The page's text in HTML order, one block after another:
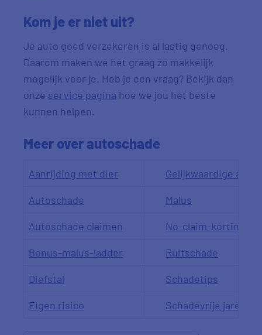
Kom je er niet uit?
Je auto goed verzekeren is al lastig genoeg.
Daarom maken we het graag zo makkelijk
mogelijk voor je. Heb je een vraag? Bekijk dan
onze service pagina hoe we jou het beste
kunnen helpen.
Meer over autoschade
Aanrijding met dier Gelijkwaardige
Autoschade Malus
Autoschade claimen No-claim-korting
Bonus-malus-ladder Ruitschade
Diefstal Schadetips
Eigen risico Schadevrije jaren